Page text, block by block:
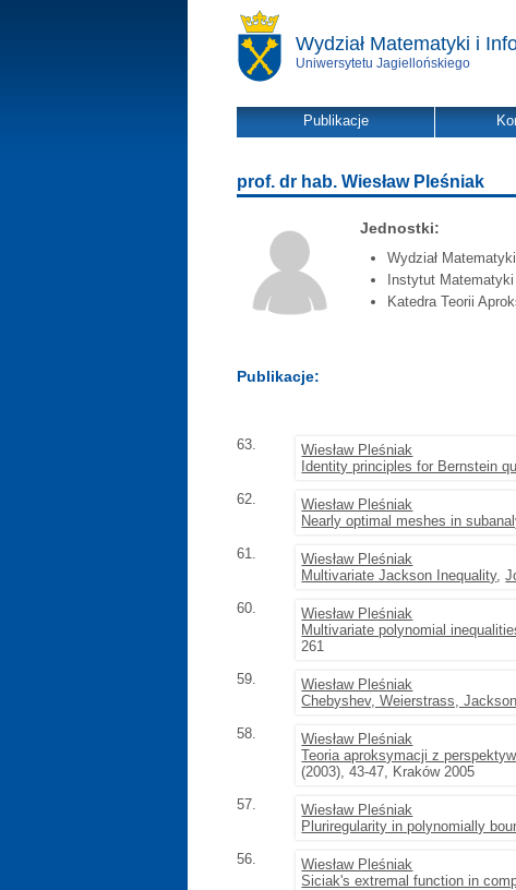
Wydział Matematyki i
Uniwersytetu Jagiellońskiego
Publikacje
prof. dr hab. Wiesław Pleśniak
Jednostki:
Wydział
Instytut Matematyki
Katedra Teorii
Publikacje:
63.
Wiesław Pleśniak
Identity principles for Bernstein
62.
Wiesław Pleśniak
Nearly optimal meshes in
61.
Wiesław Pleśniak
Multivariate Jackson Inequality,
60.
Wiesław Pleśniak
Multivariate polynomial
261
59.
Wiesław Pleśniak
Chebyshev, Weierstrass,
58.
Wiesław Pleśniak
Teoria aproksymacji z
(2003), 43-47, Kraków 2005
57.
Wiesław Pleśniak
Pluriregularity in polynomially
56.
Wiesław Pleśniak
Siciak's extremal function in